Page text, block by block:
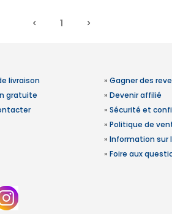
1
livraison
gratuite
» Gagner des
» Devenir affilié
» Sécurité et
» Politique de
» Information sur
» Foire aux